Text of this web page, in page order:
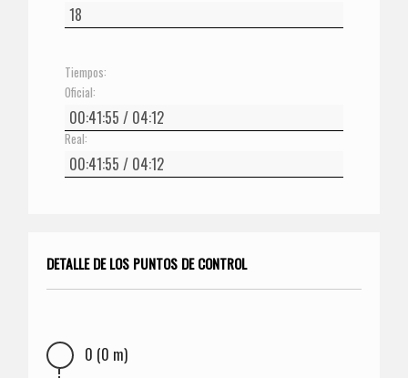
Tiempos:
Oficial:
Real:
DETALLE DE LOS PUNTOS DE CONTROL
0 (0 m)